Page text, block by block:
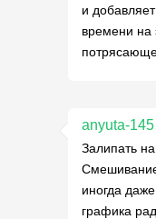
и
времени на
anyuta-145
Залипать
Смешивание
иногда
графика